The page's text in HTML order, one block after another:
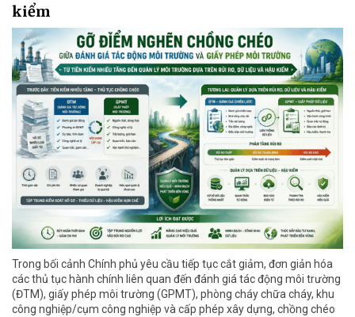
kiểm
Trong bối cảnh Chính phủ yêu cầu tiếp tục cắt giảm, đơn giản hóa
các thủ tục hành chính liên quan đến đánh giá tác động môi trường
(ĐTM), giấy phép môi trường (GPMT), phòng cháy chữa cháy, khu
công nghiệp/cụm công nghiệp và cấp phép xây dựng, chồng chéo